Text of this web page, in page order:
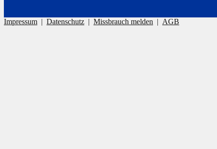
Impressum | Datenschutz | Missbrauch melden | AGB